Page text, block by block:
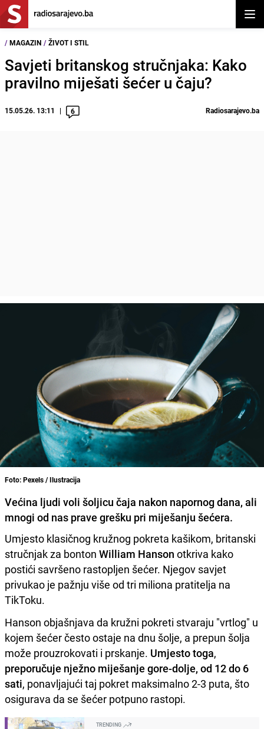
/ MAGAZIN / ŽIVOT I STIL
Savjeti britanskog stručnjaka: Kako
pravilno miješati šećer u čaju?
15.05.26. 13:11 6 Radiosarajevo.ba
Foto: Pexels / Ilustracija
Većina ljudi voli šoljicu čaja nakon napornog dana, ali
mnogi od nas prave grešku pri miješanju šećera.
Umjesto klasičnog kružnog pokreta kašikom, britanski
stručnjak za bonton William Hanson otkriva kako
postići savršeno rastopljen šećer. Njegov savjet
privukao je pažnju više od tri miliona pratitelja na
TikToku.
Hanson objašnjava da kružni pokreti stvaraju "vrtlog" u
kojem šećer često ostaje na dnu šolje, a prepun šolja
može prouzrokovati i prskanje. Umjesto toga,
preporučuje nježno miješanje gore-dolje, od 12 do 6
sati, ponavljajući taj pokret maksimalno 2-3 puta, što
osigurava da se šećer potpuno rastopi.
TRENDING